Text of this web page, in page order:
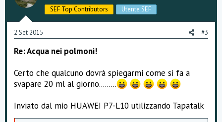
SEF Top Contributors Utente SEF
2 Set 2015 #3
Re: Acqua nei polmoni!
Certo che qualcuno dovrà spiegarmi come si fa a
svapare 20 ml al giorno.........
Inviato dal mio HUAWEI P7-L10 utilizzando Tapatalk